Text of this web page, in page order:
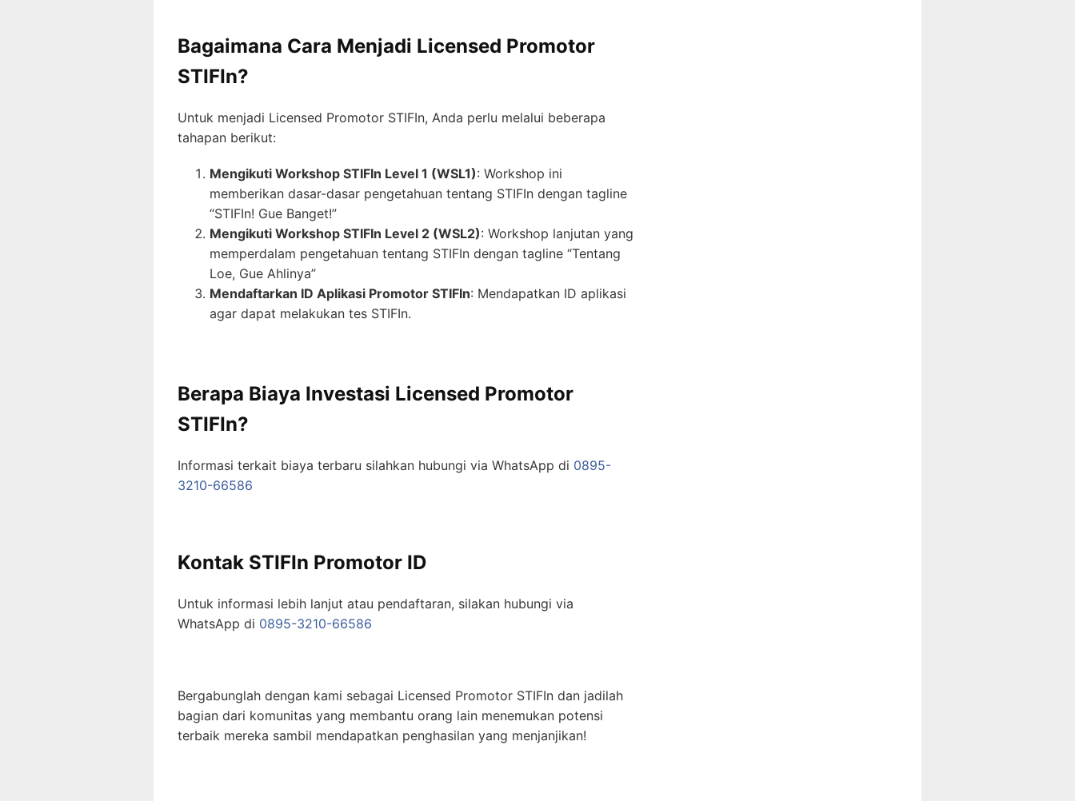
Bagaimana Cara Menjadi Licensed Promotor
STIFIn?
Untuk menjadi Licensed Promotor STIFIn, Anda perlu melalui beberapa
tahapan berikut:
Mengikuti Workshop STIFIn Level 1 (WSL1): Workshop ini
memberikan dasar-dasar pengetahuan tentang STIFIn dengan tagline
“STIFIn! Gue Banget!”
Mengikuti Workshop STIFIn Level 2 (WSL2): Workshop lanjutan yang
memperdalam pengetahuan tentang STIFIn dengan tagline “Tentang
Loe, Gue Ahlinya”
Mendaftarkan ID Aplikasi Promotor STIFIn: Mendapatkan ID aplikasi
agar dapat melakukan tes STIFIn.
Berapa Biaya Investasi Licensed Promotor
STIFIn?
Informasi terkait biaya terbaru silahkan hubungi via WhatsApp di 0895-
3210-66586
Kontak STIFIn Promotor ID
Untuk informasi lebih lanjut atau pendaftaran, silakan hubungi via
WhatsApp di 0895-3210-66586
Bergabunglah dengan kami sebagai Licensed Promotor STIFIn dan jadilah
bagian dari komunitas yang membantu orang lain menemukan potensi
terbaik mereka sambil mendapatkan penghasilan yang menjanjikan!